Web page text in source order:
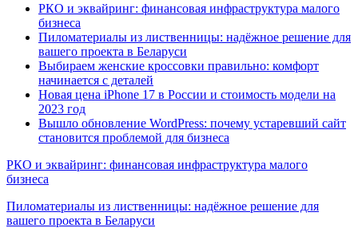
РКО и эквайринг: финансовая инфраструктура малого
бизнеса
Пиломатериалы из лиственницы: надёжное решение для
вашего проекта в Беларуси
Выбираем женские кроссовки правильно: комфорт
начинается с деталей
Новая цена iPhone 17 в России и стоимость модели на
2023 год
Вышло обновление WordPress: почему устаревший сайт
становится проблемой для бизнеса
РКО и эквайринг: финансовая инфраструктура малого
бизнеса
Пиломатериалы из лиственницы: надёжное решение для
вашего проекта в Беларуси